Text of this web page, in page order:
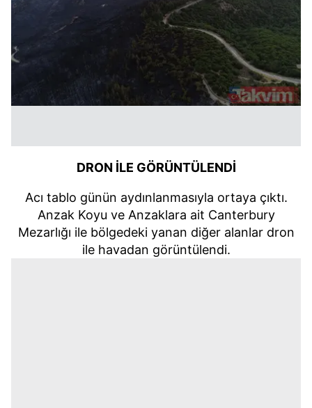
DRON İLE GÖRÜNTÜLENDİ
Acı tablo günün aydınlanmasıyla ortaya çıktı.
Anzak Koyu ve Anzaklara ait Canterbury
Mezarlığı ile bölgedeki yanan diğer alanlar dron
ile havadan görüntülendi.